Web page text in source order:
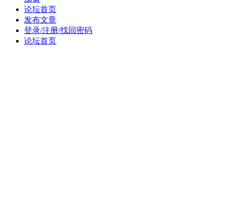
论坛首页
发布文章
登录/注册/找回密码
论坛首页